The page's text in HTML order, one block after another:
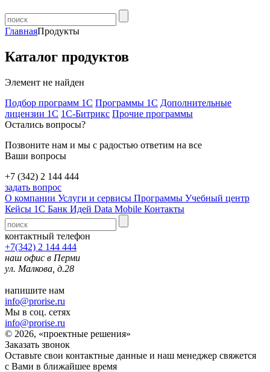
ГлавнаяПродукты
Каталог продуктов
Элемент не найден
Подбор программ 1С Программы 1С Дополнительные
лицензии 1С 1С-Битрикс Прочие программы
Остались вопросы?
Позвоните нам и мы с радостью ответим на все
Ваши вопросы
+7 (342) 2 144 444
задать вопрос
О компании Услуги и сервисы Программы Учебный центр
Кейсы 1С Банк Идей Data Mobile Контакты
контактный телефон
+7(342) 2 144 444
наш офис в Перми
ул. Малкова, д.28
напишите нам
info@prorise.ru
Мы в соц. сетях
info@prorise.ru
© 2026, «проектные решения»
Заказать звонок
Оставьте свои контактные данные и наш менеджер свяжется
с Вами в ближайшее время